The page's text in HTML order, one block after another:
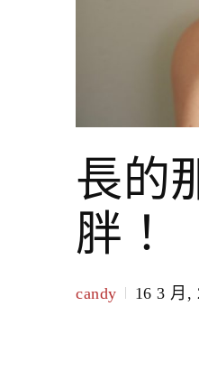
長的
胖！
candy 16 3 月,